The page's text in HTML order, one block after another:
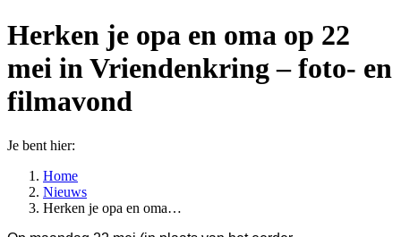
Herken je opa en oma op 22
mei in Vriendenkring – foto- en
filmavond
Je bent hier:
Home
Nieuws
Herken je opa en oma…